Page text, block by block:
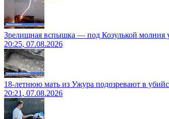
Зрелищная вспышка — под Козулькой молния
20:25, 07.08.2026
18-летнюю мать из Ужура подозревают в
20:21, 07.08.2026